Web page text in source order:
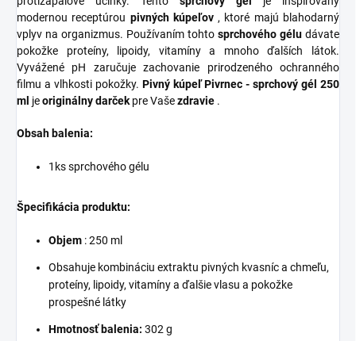
modernou receptúrou pivných kúpeľov, ktoré majú blahodarný
vplyv na organizmus. Používaním tohto sprchového gélu dávate
pokožke proteíny, lipoidy, vitamíny a mnoho ďalších látok.
Vyvážené pH zaručuje zachovanie prirodzeného ochranného
filmu a vlhkosti pokožky. Pivný kúpeľ Pivrnec - sprchový gél 250
ml jeoriginálny darček pre Vašezdravie .
Obsah balenia:
1ks sprchového gélu
Špecifikácia produktu:
Objem : 250 ml
Obsahuje kombináciu extraktu pivných kvasníc a chmeľu,
proteíny, lipoidy, vitamíny a ďalšie vlasu a pokožke
prospešné látky
Hmotnosť balenia: 302 g